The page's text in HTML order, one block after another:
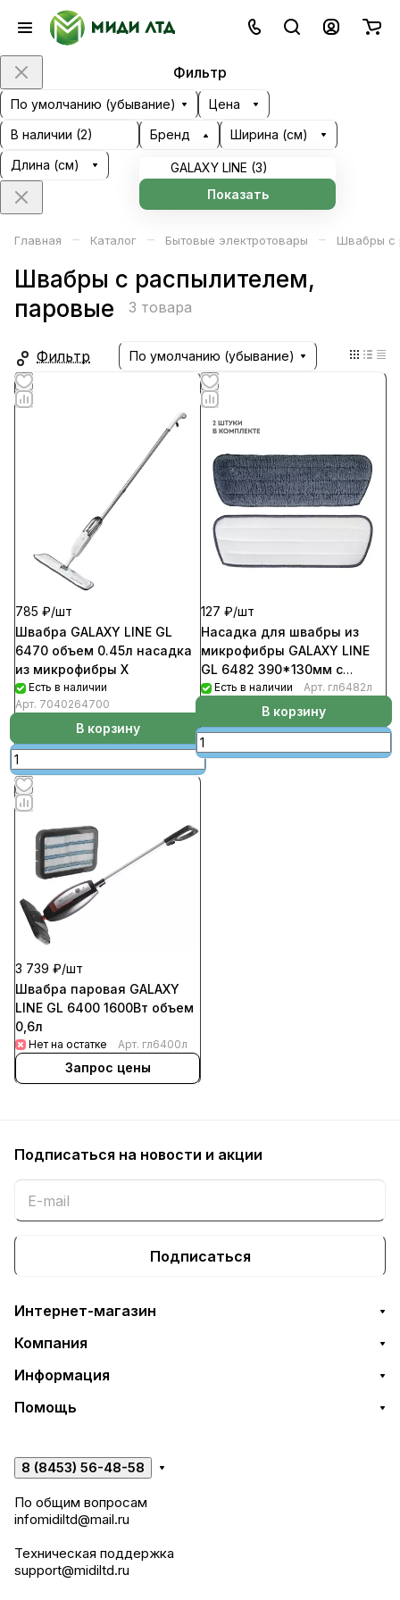
Фильтр
По умолчанию (убывание)
Цена
В наличии (2) Бренд
GALAXY LINE (3)
Показать
Ширина (см)
Длина (см)
Главная – Каталог – Бытовые электротовары – Швабры с
Швабры с распылителем,
паровые
3 товара
Фильтр По умолчанию (убывание)
785 ₽/шт
Швабра GALAXY LINE GL
6470 объем 0.45л насадка
из микрофибры Х
Есть в наличии
Арт. 7040264700
В корзину
127 ₽/шт
Насадка для швабры из
микрофибры GALAXY LINE
GL 6482 390*130мм с
распылителем (2шт/комп)
Есть в наличии Арт. гл6482л
В корзину
3 739 ₽/шт
Швабра паровая GALAXY
LINE GL 6400 1600Вт объем
0,6л
Нет на остатке Арт. гл6400л
Запрос цены
Подписаться на новости и акции
Подписаться
Интернет-магазин
Компания
Информация
Помощь
8 (8453) 56-48-58
По общим вопросам
infomidiltd@mail.ru
Техническая поддержка
support@midiltd.ru